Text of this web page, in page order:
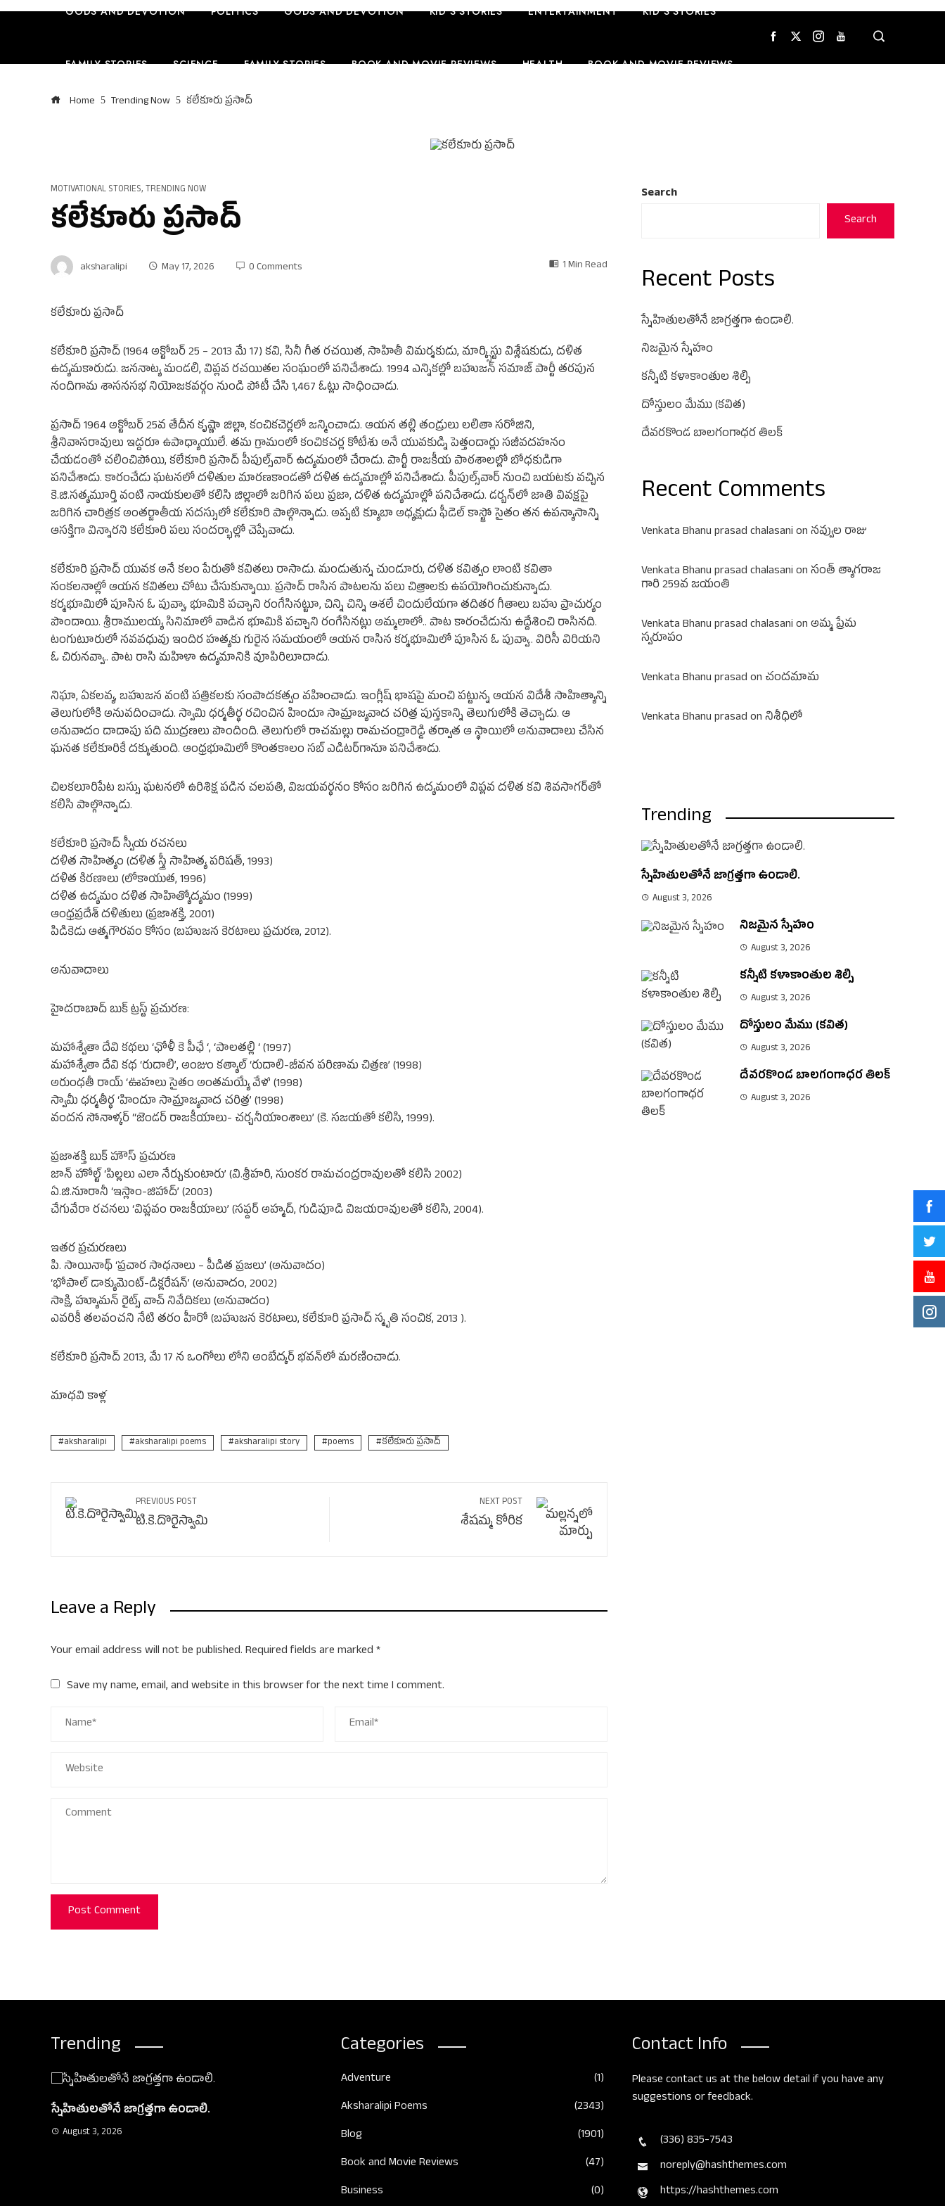
GODS AND DEVOTION POLITICS GODS AND DEVOTION KID’S STORIES ENTERTAINMENT KID’S STORIES
FAMILY STORIES SCIENCE FAMILY STORIES BOOK AND MOVIE REVIEWS HEALTH BOOK AND MOVIE REVIEWS
Home Trending Now కలేకూరు ప్రసాద్
MOTIVATIONAL STORIES, TRENDING NOW
కలేకూరు ప్రసాద్
aksharalipi May 17, 2026 0 Comments 1 Min Read
కలేకూరు ప్రసాద్
కలేకూరి ప్రసాద్ (1964 అక్టోబర్ 25 – 2013 మే 17) కవి, సినీ గీత రచయిత, సాహితీ విమర్శకుడు, మార్క్సిస్టు విశ్లేషకుడు, దళిత
ఉద్యమకారుడు. జననాట్య మండలి, విప్లవ రచయితల సంఘంలో పనిచేశాడు. 1994 ఎన్నికల్లో బహుజన్ సమాజ్ పార్టీ తరపున
నందిగామ శాసనసభ నియోజకవర్గం నుండి పోటీ చేసి 1,467 ఓట్లు సాధించాడు.
ప్రసాద్ 1964 అక్టోబర్ 25వ తేదీన కృష్ణా జిల్లా, కంచికచెర్లలో జన్మించాడు. ఆయన తల్లి తండ్రులు లలితా సరోజిని,
శ్రీనివాసరావులు ఇద్దరూ ఉపాధ్యాయులే. తమ గ్రామంలో కంచికచర్ల కోటేశు అనే యువకుడ్ని పెత్తందార్లు సజీవదహనం
చేయడంతో చలించిపోయి, కలేకూరి ప్రసాద్‌ పీపుల్స్‌వార్‌ ఉద్యమంలో చేరాడు. పార్టీ రాజకీయ పాఠశాలల్లో బోధకుడిగా
పనిచేశాడు. కారంచేడు ఘటనలో దళితుల మారణకాండతో దళిత ఉద్యమాల్లో పనిచేశాడు. పీపుల్స్‌వార్‌ నుంచి బయటకు వచ్చిన
కె.జి.సత్యమూర్తి వంటి నాయకులతో కలిసి జిల్లాలో జరిగిన పలు ప్రజా, దళిత ఉద్యమాల్లో పనిచేశాడు. డర్బన్‌లో జాతి వివక్షపై
జరిగిన చారిత్రక అంతర్జాతీయ సదస్సులో కలేకూరి పాల్గొన్నాడు. అప్పటి క్యూబా అధ్యక్షుడు ఫీడెల్ కాస్ట్రో సైతం తన ఉపన్యాసాన్ని
ఆసక్తిగా విన్నారని కలేకూరి పలు సందర్భాల్లో చెప్పేవాడు.
కలేకూరి ప్రసాద్‌ యువక అనే కలం పేరుతో కవితలు రాసాడు. మండుతున్న చుండూరు, దళిత కవిత్వం లాంటి కవితా
సంకలనాల్లో ఆయన కవితలు చోటు చేసుకున్నాయి. ప్రసాద్‌ రాసిన పాటలను పలు చిత్రాలకు ఉపయోగించుకున్నాడు.
కర్మభూమిలో పూసిన ఓ పువ్వా, భూమికి పచ్చాని రంగేసినట్టూ, చిన్ని చిన్ని ఆశలే చిందులేయగా తదితర గీతాలు బహు ప్రాచుర్యం
పొందాయి. శ్రీరాములయ్య సినిమాలో వాడిన భూమికి పచ్చాని రంగేసినట్లు అమ్మలాలో.. పాట కారంచేడును ఉద్దేశించి రాసినది.
టంగుటూరులో నవవధువు ఇందిర హత్యకు గురైన సమయంలో ఆయన రాసిన కర్మభూమిలో పూసిన ఓ పువ్వా.. విరిసీ విరియని
ఓ చిరునవ్వా.. పాట రాసి మహిళా ఉద్యమానికి వూపిరిలూదాడు.
నిఘా, ఏకలవ్య, బహుజన వంటి పత్రికలకు సంపాదకత్వం వహించాడు. ఇంగ్లీష్ భాషపై మంచి పట్టున్న ఆయన విదేశీ సాహిత్యాన్ని
తెలుగులోకి అనువదించాడు. స్వామి ధర్మతీర్థ రచించిన హిందూ సామ్రాజ్యవాద చరిత్ర పుస్తకాన్ని తెలుగులోకి తెచ్చాడు. ఆ
అనువాదం దాదాపు పది ముద్రణలు పొందింది. తెలుగులో రాచమల్లు రామచంద్రారెడ్డి తర్వాత ఆ స్థాయిలో అనువాదాలు చేసిన
ఘనత కలేకూరికే దక్కుతుంది. ఆంధ్రభూమిలో కొంతకాలం సబ్ ఎడిటర్‌గానూ పనిచేశాడు.
చిలకలూరిపేట బస్సు ఘటనలో ఉరిశిక్ష పడిన చలపతి, విజయవర్ధనం కోసం జరిగిన ఉద్యమంలో విప్లవ దళిత కవి శివసాగర్‌తో
కలిసి పాల్గొన్నాడు.
కలేకూరి ప్రసాద్ స్వీయ రచనలు
దళిత సాహిత్యం (దళిత స్త్రీ సాహిత్య పరిషత్, 1993)
దళిత కిరణాలు (లోకాయుత, 1996)
దళిత ఉద్యమం దళిత సాహిత్యోద్యమం (1999)
ఆంధ్రప్రదేశ్ దళితులు (ప్రజాశక్తి, 2001)
పిడికెడు ఆత్మగౌరవం కోసం (బహుజన కెరటాలు ప్రచురణ, 2012).
అనువాదాలు
హైదరాబాద్ బుక్ ట్రస్ట్ ప్రచురణ:
మహాశ్వేతా దేవి కథలు ‘ఛోళీ కె పీఛే ‘, ‘పాలతల్లి ‘ (1997)
మహాశ్వేతా దేవి కథ ‘రుదాలి’, అంజుం కత్యాల్ ‘రుదాలి-జీవన పరిణామ చిత్రణ’ (1998)
అరుంధతీ రాయ్ ‘ఊహలు సైతం అంతమయ్యే వేళ’ (1998)
స్వామీ ధర్మతీర్ధ ‘హిందూ సామ్రాజ్యవాద చరిత్ర’ (1998)
వందన సోనాళ్కర్ “జెండర్ రాజకీయాలు- చర్చనీయాంశాలు’ (కె. సజయతో కలిసి, 1999).
ప్రజాశక్తి బుక్ హౌస్ ప్రచురణ
జాన్ హోల్ట్ ‘పిల్లలు ఎలా నేర్చుకుంటారు’ (వి.శ్రీహరి, సుంకర రామచంద్రరావులతో కలిసి 2002)
ఏ.జి.నూరానీ ‘ఇస్లాం-జిహాద్’ (2003)
చేగువేరా రచనలు ‘విప్లవం రాజకీయాలు’ (సఫ్దర్ అహ్మద్, గుడిపూడి విజయరావులతో కలిసి, 2004).
ఇతర ప్రచురణలు
పి. సాయినాథ్ ‘ప్రచార సాధనాలు – పీడిత ప్రజలు’ (అనువాదం)
‘భోపాల్ డాక్యుమెంట్-డిక్లరేషన్’ (అనువాదం, 2002)
సాక్షి, హ్యూమన్ రైట్స్ వాచ్ నివేదికలు (అనువాదం)
ఎవరికీ తలవంచని నేటి తరం హీరో (బహుజన కెరటాలు, కలేకూరి ప్రసాద్ స్మృతి సంచిక, 2013 ).
కలేకూరి ప్రసాద్ 2013, మే 17 న ఒంగోలు లోని అంబేద్కర్‌ భవన్‌లో మరణించాడు.
మాధవి కాళ్ల
aksharalipi aksharalipi poems aksharalipi story poems కలేకూరు ప్రసాద్
PREVIOUS POST
టి.కె.దొరైస్వామి
NEXT POST
శేషమ్మ కోరిక
Leave a Reply
Your email address will not be published. Required fields are marked *
Save my name, email, and website in this browser for the next time I comment.
Search
Search
Recent Posts
స్నేహితులతోనే జాగ్రత్తగా ఉండాలి.
నిజమైన స్నేహం
కన్నీటి కళాకాంతుల శిల్పి
దోస్తులం మేము (కవిత)
దేవరకొండ బాలగంగాధర తిలక్
Recent Comments
Venkata Bhanu prasad chalasani on నవ్వుల రాజు
Venkata Bhanu prasad chalasani on సంత్ త్యాగరాజ
గారి 259వ జయంతి
Venkata Bhanu prasad chalasani on అమ్మ ప్రేమ
స్వరూపం
Venkata Bhanu prasad on చందమామ
Venkata Bhanu prasad on నిశీధిలో
Trending
స్నేహితులతోనే జాగ్రత్తగా ఉండాలి.
August 3, 2026
నిజమైన స్నేహం
August 3, 2026
కన్నీటి కళాకాంతుల శిల్పి
August 3, 2026
దోస్తులం మేము (కవిత)
August 3, 2026
దేవరకొండ బాలగంగాధర తిలక్
August 3, 2026
Trending
స్నేహితులతోనే జాగ్రత్తగా ఉండాలి.
August 3, 2026
నిజమైన స్నేహం
August 3, 2026
కన్నీటి కళాకాంతుల శిల్పి
August 3, 2026
Categories
Adventure
(1)
Aksharalipi Poems
(2343)
Blog
(1901)
Book and Movie Reviews
(47)
Business
(0)
Contact Info
Please contact us at the below detail if you have any
suggestions or feedback.
(336) 835-7543
noreply@hashthemes.com
https://hashthemes.com